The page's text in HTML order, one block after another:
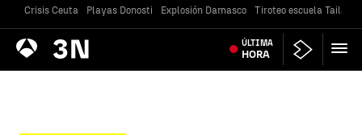
Crisis Ceuta Playas Donosti Explosión Damasco Tiroteo escuela
Antena
3 Noticias ÚLTIMA
HORA